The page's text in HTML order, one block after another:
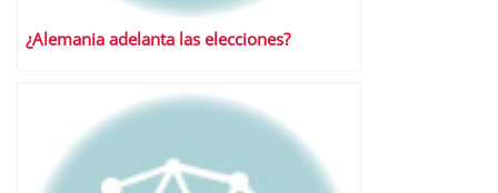
¿Alemania adelanta las elecciones?